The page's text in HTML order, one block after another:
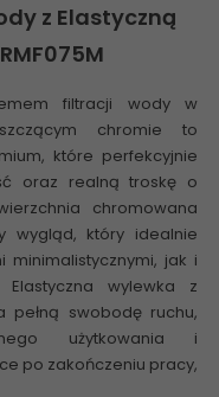
z Elastyczną
filtracji wody w
chromie to
które perfekcyjnie
oraz realną troskę o
chromowana
wygląd, który idealnie
minimalistycznymi, jak i
Elastyczna wylewka z
pełną swobodę ruchu,
użytkowania i
po zakończeniu pracy,